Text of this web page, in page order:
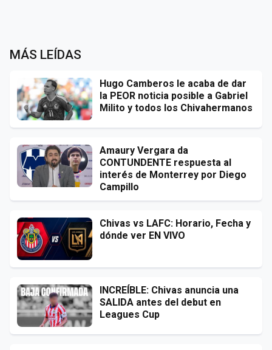
MÁS LEÍDAS
Hugo Camberos le acaba de dar
la PEOR noticia posible a Gabriel
Milito y todos los Chivahermanos
Amaury Vergara da
CONTUNDENTE respuesta al
interés de Monterrey por Diego
Campillo
Chivas vs LAFC: Horario, Fecha y
dónde ver EN VIVO
INCREÍBLE: Chivas anuncia una
SALIDA antes del debut en
Leagues Cup